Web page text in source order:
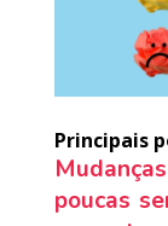
Principais
poucas